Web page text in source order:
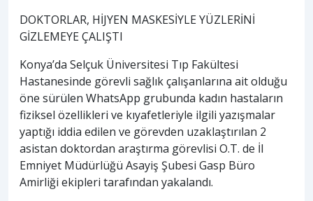
DOKTORLAR, HİJYEN MASKESİYLE YÜZLERİNİ
GİZLEMEYE ÇALIŞTI
Konya’da Selçuk Üniversitesi Tıp Fakültesi
Hastanesinde görevli sağlık çalışanlarına ait olduğu
öne sürülen WhatsApp grubunda kadın hastaların
fiziksel özellikleri ve kıyafetleriyle ilgili yazışmalar
yaptığı iddia edilen ve görevden uzaklaştırılan 2
asistan doktordan araştırma görevlisi O.T. de İl
Emniyet Müdürlüğü Asayiş Şubesi Gasp Büro
Amirliği ekipleri tarafından yakalandı.